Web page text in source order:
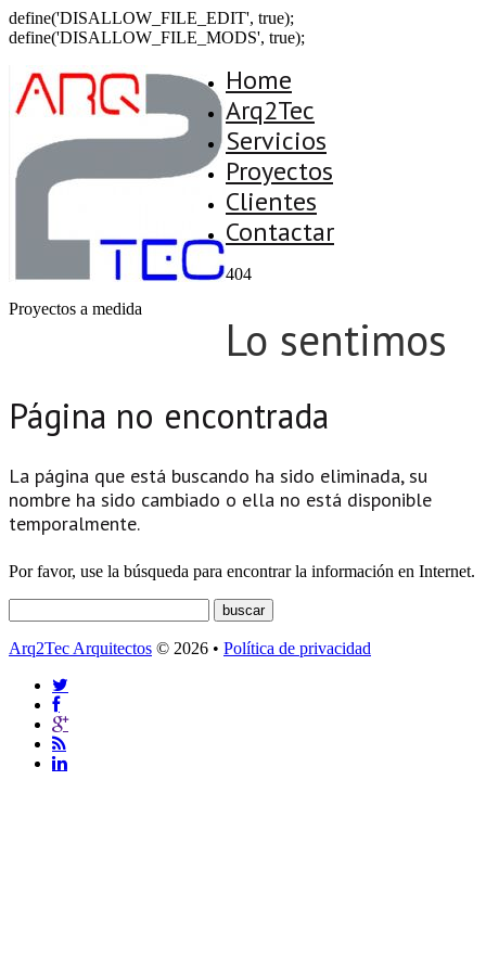
define('DISALLOW_FILE_EDIT', true);
define('DISALLOW_FILE_MODS', true);
Proyectos a medida
Home
Arq2Tec
Servicios
Proyectos
Clientes
Contactar
404
Lo sentimos
Página no encontrada
La página que está buscando ha sido eliminada, su
nombre ha sido cambiado o ella no está disponible
temporalmente.
Por favor, use la búsqueda para encontrar la información en Internet.
Arq2Tec Arquitectos © 2026 • Política de privacidad